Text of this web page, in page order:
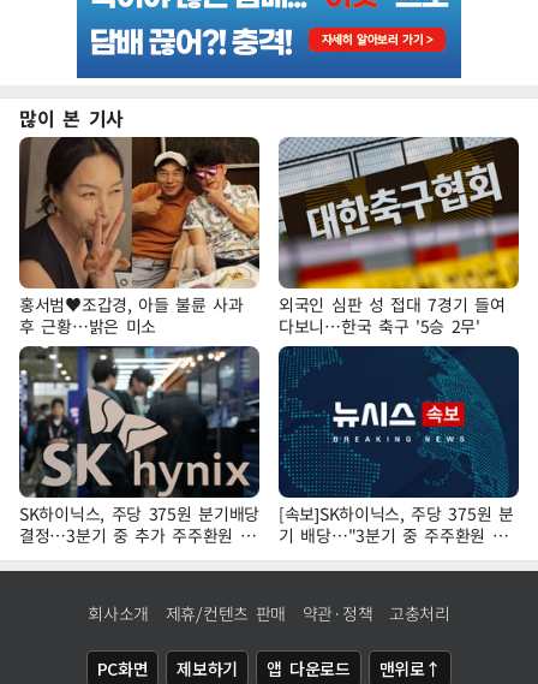
많이 본 기사
홍서범♥조갑경, 아들 불륜 사과
후 근황…밝은 미소
외국인 심판 성 접대 7경기 들여
다보니…한국 축구 '5승 2무'
SK하이닉스, 주당 375원 분기배당
결정…3분기 중 추가 주주환원 발
표
[속보]SK하이닉스, 주당 375원 분
기 배당…"3분기 중 주주환원 방
안 확정"
회사소개 제휴/컨텐츠 판매 약관·정책 고충처리
PC화면 제보하기 앱 다운로드 맨위로↑